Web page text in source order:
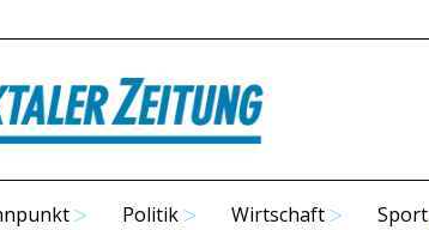
Politik Wirtschaft Sport